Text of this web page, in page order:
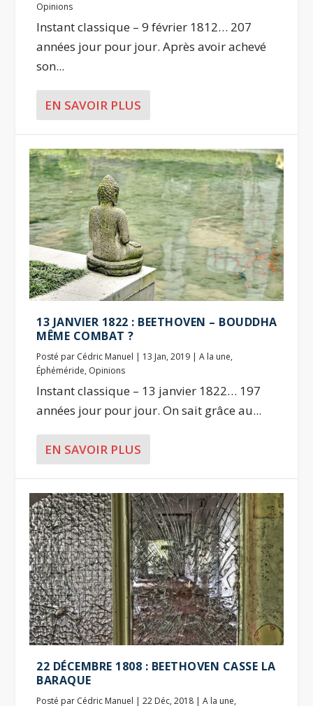
Opinions
Instant classique – 9 février 1812… 207
années jour pour jour. Après avoir achevé
son...
EN SAVOIR PLUS
13 JANVIER 1822 : BEETHOVEN – BOUDDHA
MÊME COMBAT ?
Posté par Cédric Manuel | 13 Jan, 2019 |A la une,
Éphéméride, Opinions
Instant classique – 13 janvier 1822… 197
années jour pour jour. On sait grâce au...
EN SAVOIR PLUS
22 DÉCEMBRE 1808 : BEETHOVEN CASSE LA
BARAQUE
Posté par Cédric Manuel |22 Déc, 2018 |A la une,